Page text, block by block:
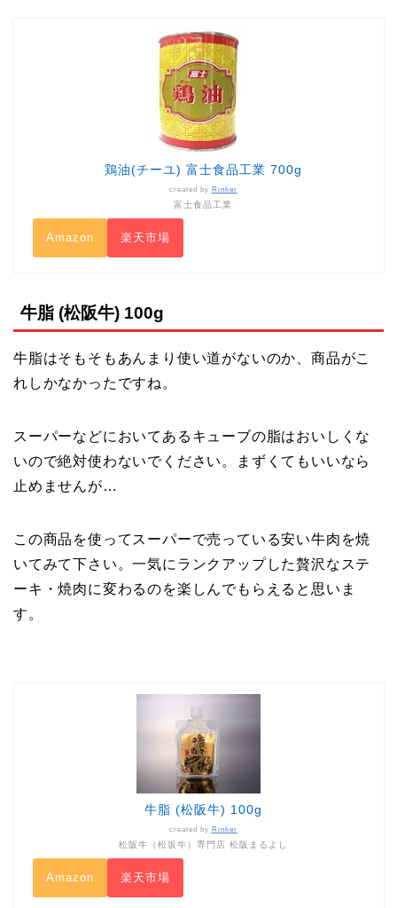
鶏油(チーユ) 富士食品工業 700g
created by Rinker
富士食品工業
Amazon 楽天市場
牛脂 (松阪牛) 100g
牛脂はそもそもあんまり使い道がないのか、商品がこ
れしかなかったですね。
スーパーなどにおいてあるキューブの脂はおいしくな
いので絶対使わないでください。まずくてもいいなら
止めませんが…
この商品を使ってスーパーで売っている安い牛肉を焼
いてみて下さい。一気にランクアップした贅沢なステ
ーキ・焼肉に変わるのを楽しんでもらえると思いま
す。
牛脂 (松阪牛) 100g
created by Rinker
松阪牛（松坂牛）専門店 松阪まるよし
Amazon 楽天市場